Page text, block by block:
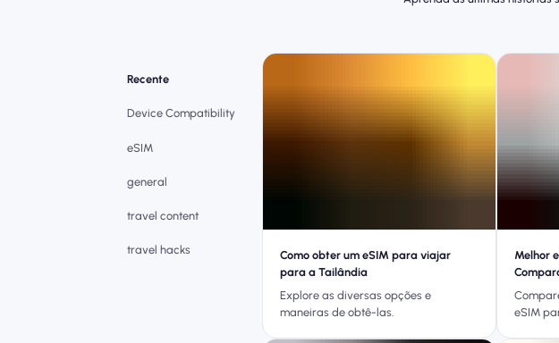
Recente
Device Compatibility
eSIM
general
travel content
travel hacks
Como obter um eSIM para viajar
para a Tailândia
Explore as diversas opções e
maneiras de obtê-las.
Melhor
eSIM